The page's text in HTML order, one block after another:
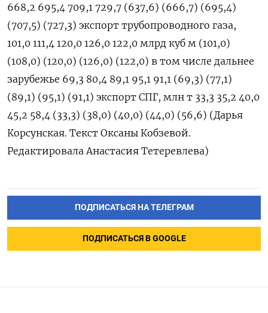
668,2 695,4 709,1 729,7 (637,6) (666,7) (695,4)
(707,5) (727,3) экспорт трубопроводного газа,
101,0 111,4 120,0 126,0 122,0 млрд куб м (101,0)
(108,0) (120,0) (126,0) (122,0) в том числе дальнее
зарубежье 69,3 80,4 89,1 95,1 91,1 (69,3) (77,1)
(89,1) (95,1) (91,1) экспорт СПГ, млн т 33,3 35,2 40,0
45,2 58,4 (33,3) (38,0) (40,0) (44,0) (56,6) (Дарья
Корсунская. Текст Оксаны Кобзевой.
Редактировала Анастасия Тетеревлева)
ПОДПИСАТЬСЯ НА ТЕЛЕГРАМ
ПОДПИСАТЬСЯ В GOOGLE